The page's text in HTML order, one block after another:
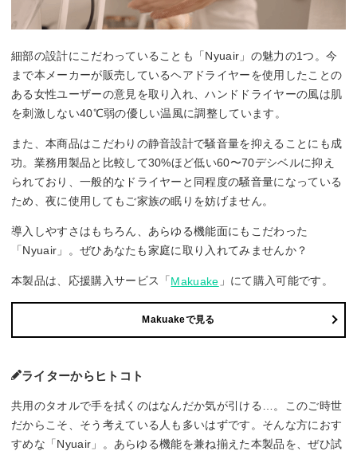
細部の設計にこだわっていることも「Nyuair」の魅力の1つ。今
まで本メーカーが販売しているヘアドライヤーを使用したことの
ある女性ユーザーの意見を取り入れ、ハンドドライヤーの風は肌
を刺激しない40℃弱の優しい温風に調整しています。
また、本商品はこだわりの静音設計で騒音量を抑えることにも成
功。業務用製品と比較して30%ほど低い60〜70デシベルに抑え
られており、一般的なドライヤーと同程度の騒音量になっている
ため、夜に使用してもご家族の眠りを妨げません。
導入しやすさはもちろん、あらゆる機能面にもこだわった
「Nyuair」。ぜひあなたも家庭に取り入れてみませんか？
本製品は、応援購入サービス「Makuake 」にて購入可能です。
Makuakeで見る
ライターからヒトコト
共用のタオルで手を拭くのはなんだか気が引ける…。このご時世
だからこそ、そう考えている人も多いはずです。そんな方におす
すめな「Nyuair」。あらゆる機能を兼ね揃えた本製品を、ぜひ試